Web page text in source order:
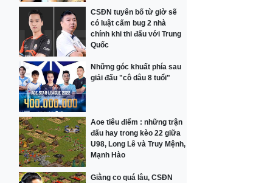
CSĐN tuyên bố từ giờ sẽ
có luật cấm bug 2 nhà
chính khi thi đấu với Trung
Quốc
Những góc khuất phía sau
giải đấu "cô dâu 8 tuổi"
Aoe tiêu điểm : những trận
đấu hay trong kèo 22 giữa
U98, Long Lê và Truy Mệnh,
Mạnh Hào
Giằng co quá lâu, CSĐN